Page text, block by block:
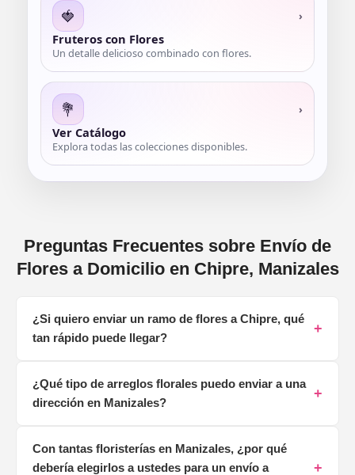
🍓 ›
Fruteros con Flores
Un detalle delicioso combinado con flores.
💐 ›
Ver Catálogo
Explora todas las colecciones disponibles.
Preguntas Frecuentes sobre Envío de
Flores a Domicilio en Chipre, Manizales
¿Si quiero enviar un ramo de flores a Chipre, qué
tan rápido puede llegar?
+
Chipre. Si realizas tu pedido antes de la 1 p.m., podemos
entregar tu arreglo floral el mismo día. Conocemos
residenciales, lo que nos permite garantizar que tus
¿Qué tipo de arreglos florales puedo enviar a una
dirección en Manizales?
+
encuentres el detalle perfecto para cualquier ocasión.
Tenemos desde los clásicos y románticos ramos de rosas
Con tantas floristerías en Manizales, ¿por qué
debería elegirlos a ustedes para un envío a
+